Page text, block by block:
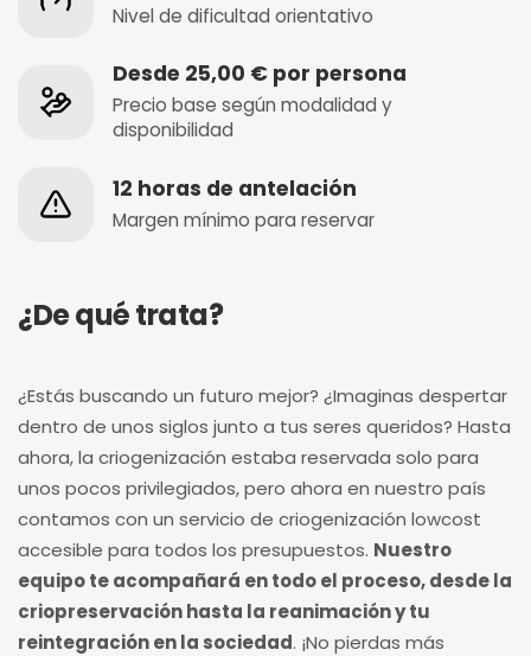
Nivel de dificultad orientativo
Desde 25,00 € por persona
Precio base según modalidad y
disponibilidad
12 horas de antelación
Margen mínimo para reservar
¿De qué trata?
¿Estás buscando un futuro mejor? ¿Imaginas despertar
dentro de unos siglos junto a tus seres queridos? Hasta
ahora, la criogenización estaba reservada solo para
unos pocos privilegiados, pero ahora en nuestro país
contamos con un servicio de criogenización lowcost
accesible para todos los presupuestos. Nuestro
equipo te acompañará en todo el proceso, desde la
criopreservación hasta la reanimación y tu
reintegración en la sociedad. ¡No pierdas más